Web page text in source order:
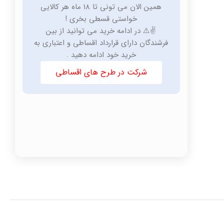
همین الان می تونی تا 18 ماه هر کالایی
خواستی قسطی بخری !
✌️⚠️ در ادامه خرید می توانید از بین
فرشندگان دارای قرارداد اقساطی و اعتباری به
خرید خود ادامه دهید .
شرکت در طرح های اقساطی